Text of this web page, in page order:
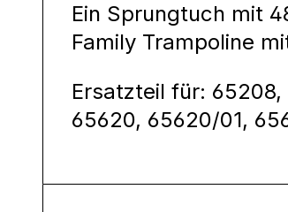
Ein Sprungtuch mit
Family Trampoline
Ersatzteil für:
65620, 65620/01,